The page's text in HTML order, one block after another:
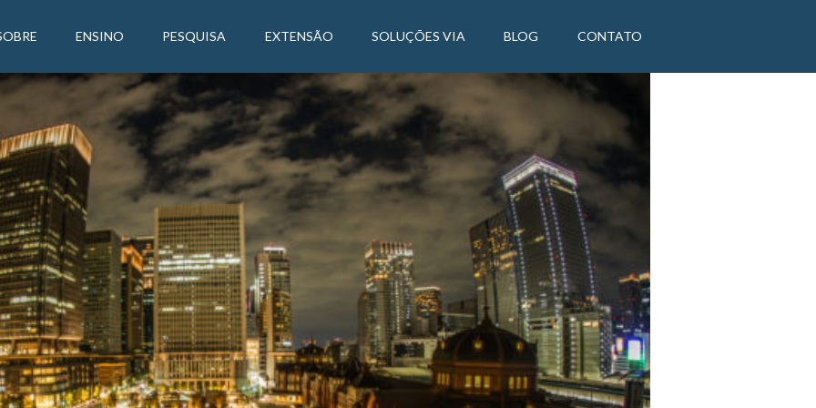
ENSINO PESQUISA EXTENSÃO SOLUÇÕES VIA BLOG CONTATO